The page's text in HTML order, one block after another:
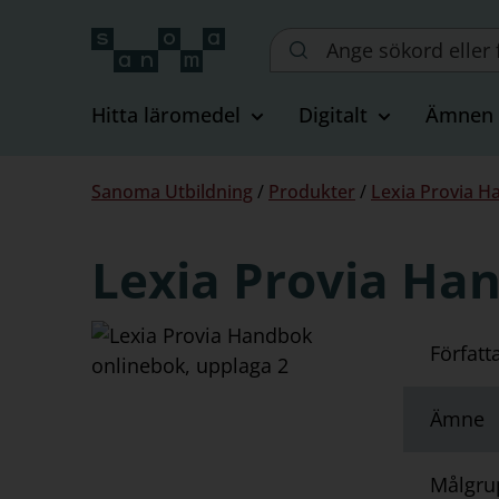
Sök
webbplatsen::
Hitta läromedel Digitalt Ämnen
Du
Sanoma Utbildning / Produkter / Lexia Provia
Lexia Provia
Ämne